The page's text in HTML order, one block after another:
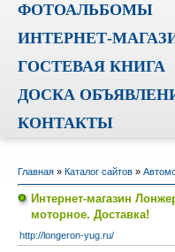
ФОТОАЛЬБОМЫ
ИНТЕРНЕТ-
ГОСТЕВАЯ КНИГА
ДОСКА
КОНТАКТЫ
Главная» Каталог сайтов»
Интернет-магазин
моторное. Доставка!
http://longeron-yug.ru/